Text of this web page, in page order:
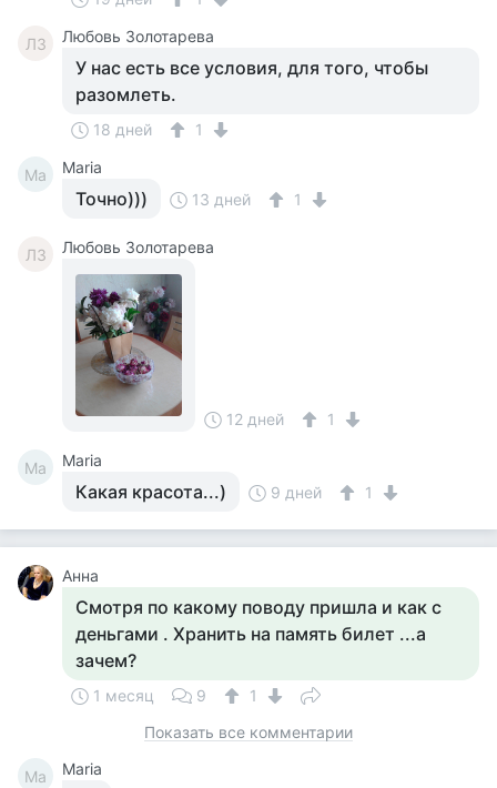
ЛЗ Любовь Золотарева
У нас есть все условия, для того, чтобы
разомлеть.
18 дней 1
Ma Maria
Точно))) 13 дней 1
ЛЗ Любовь Золотарева
12 дней 1
Ma Maria
Какая красота...) 9 дней 1
Анна
Смотря по какому поводу пришла и как с
деньгами . Хранить на память билет ...а
зачем?
1 месяц 9
1
Показать все комментарии
Ma Maria